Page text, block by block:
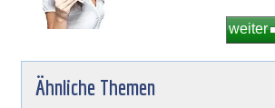
weiter
Ähnliche Themen